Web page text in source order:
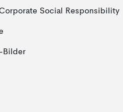
Social Responsibility
Bilder